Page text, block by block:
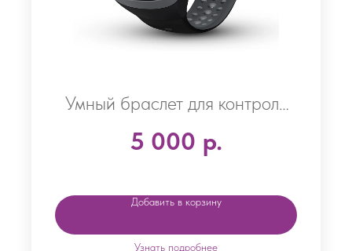
Умный браслет для контроля
5 000 р.
Добавить в корзину
Узнать подробнее